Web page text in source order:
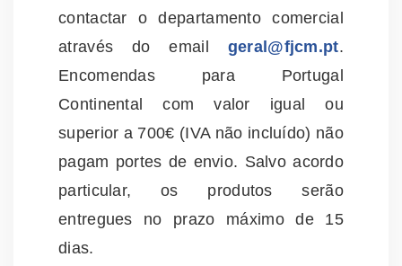
contactar o departamento comercial
através do email geral@fjcm.pt.
Encomendas para Portugal
Continental com valor igual ou
superior a 700€ (IVA não incluído) não
pagam portes de envio. Salvo acordo
particular, os produtos serão
entregues no prazo máximo de 15
dias.